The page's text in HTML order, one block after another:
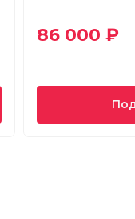
86 000 ₽